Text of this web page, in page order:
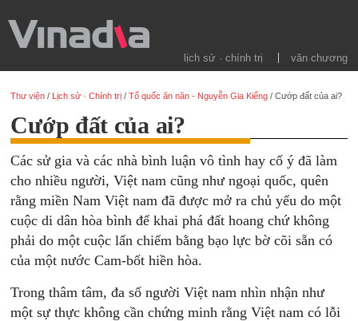
lịch sử · chính trị văn chương
Thư viện / Lịch sử · Chính trị /Tổ quốc ăn năn - Nguyễn Gia Kiểng /Cướp đất của ai?
Cướp đất của ai?
Các sử gia và các nhà bình luận vô tình hay cố ý đã làm
cho nhiều người, Việt nam cũng như ngoại quốc, quên
rằng miền Nam Việt nam đã được mở ra chủ yếu do một
cuộc di dân hòa bình để khai phá đất hoang chứ không
phải do một cuộc lấn chiếm bằng bạo lực bờ cõi sẵn có
của một nước Cam-bốt hiền hòa.
Trong thâm tâm, đa số người Việt nam nhìn nhận như
một sự thực không cần chứng minh rằng Việt nam có lỗi